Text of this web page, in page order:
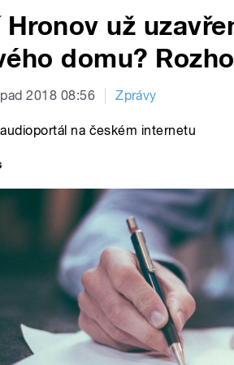
Hronov už
domu?
2018 08:56 Zprávy
na českém internetu